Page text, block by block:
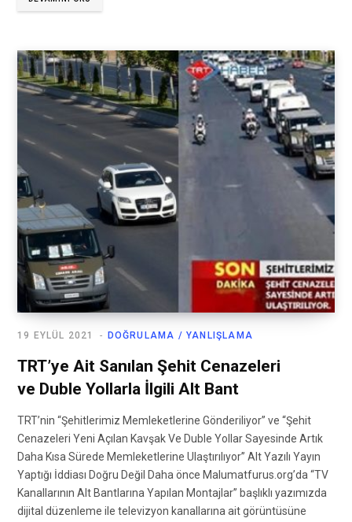
DOĞRULAMA / YANLIŞLAMA
19 EYLÜL 2021
TRT’ye Ait Sanılan Şehit Cenazeleri
ve Duble Yollarla İlgili Alt Bant
TRT’nin “Şehitlerimiz Memleketlerine Gönderiliyor” ve “Şehit
Cenazeleri Yeni Açılan Kavşak Ve Duble Yollar Sayesinde Artık
Daha Kısa Sürede Memleketlerine Ulaştırılıyor” Alt Yazılı Yayın
Yaptığı İddiası Doğru Değil Daha önce Malumatfurus.org’da “TV
Kanallarının Alt Bantlarına Yapılan Montajlar” başlıklı yazımızda
dijital düzenleme ile televizyon kanallarına ait görüntüsüne